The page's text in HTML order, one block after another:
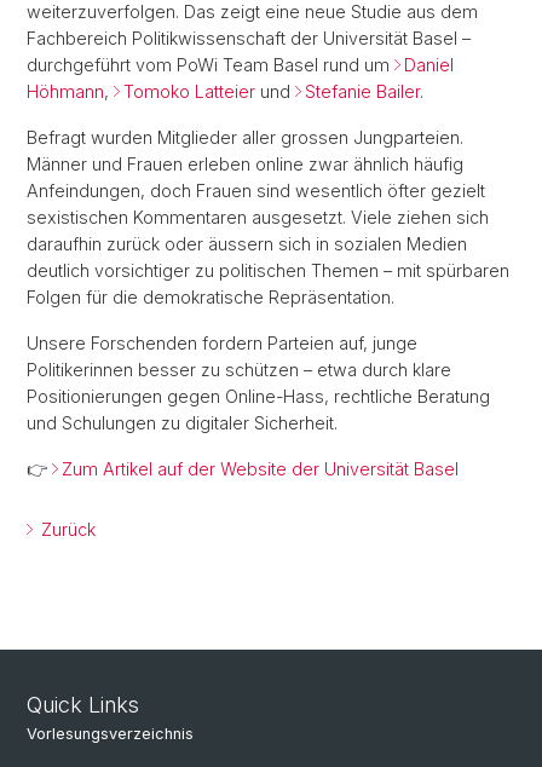
weiterzuverfolgen. Das zeigt eine neue Studie aus dem
Fachbereich Politikwissenschaft der Universität Basel –
durchgeführt vom PoWi Team Basel rund um
Daniel
Höhmann, Tomoko Latteier und Stefanie Bailer.
Befragt wurden Mitglieder aller grossen Jungparteien.
Männer und Frauen erleben online zwar ähnlich häufig
Anfeindungen, doch Frauen sind wesentlich öfter gezielt
sexistischen Kommentaren ausgesetzt. Viele ziehen sich
daraufhin zurück oder äussern sich in sozialen Medien
deutlich vorsichtiger zu politischen Themen – mit spürbaren
Folgen für die demokratische Repräsentation.
Unsere Forschenden fordern Parteien auf, junge
Politikerinnen besser zu schützen – etwa durch klare
Positionierungen gegen Online-Hass, rechtliche Beratung
und Schulungen zu digitaler Sicherheit.
👉 Zum Artikel auf der Website der Universität Basel
Zurück
Quick Links
Vorlesungsverzeichnis